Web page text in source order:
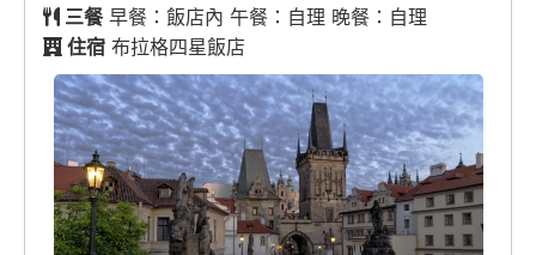
三餐早餐：飯店內 午餐：自理 晚餐：自理
住宿 布拉格四星飯店